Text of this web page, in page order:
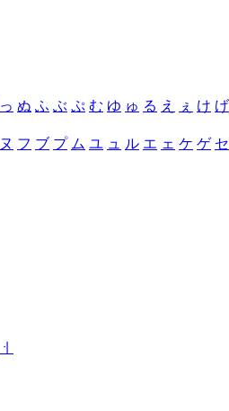
っ ぬ ふ ぶ ぷ む ゆ ゅ る え ぇ け げ
ヌ フ ブ プ ム ユ ュ ル エ ェ ケ ゲ セ
ㆎ